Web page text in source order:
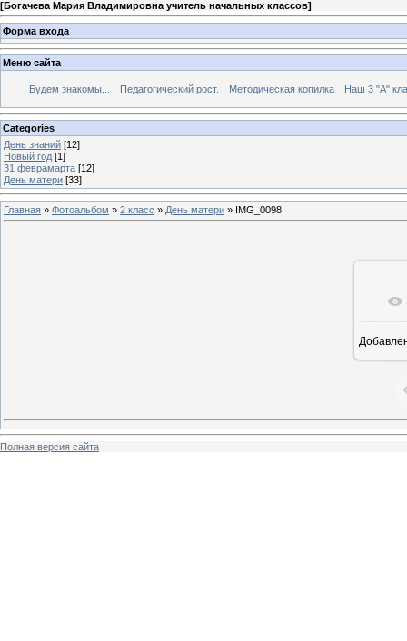
[Богачева Мария Владимировна учитель начальных классов]
Форма входа
Меню сайта
Будем знакомы... Педагогический рост. Методическая копилка Наш 3 "А"
Categories
День знаний [12]
Новый год [1]
31 феврамарта [12]
День матери [33]
Главная » Фотоальбом » 2 класс » День матери » IMG_0098
Полная версия сайта